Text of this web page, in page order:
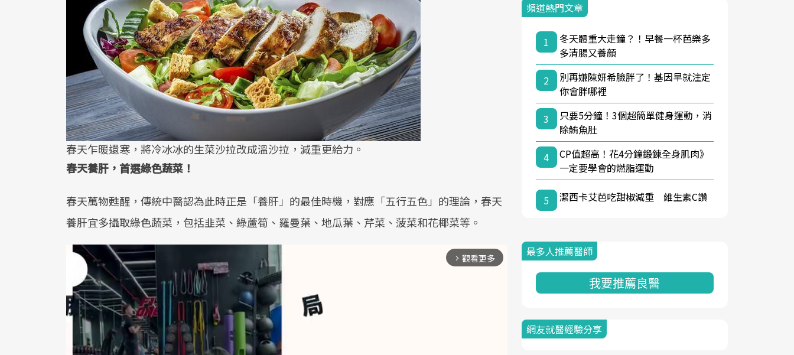
春天乍暖還寒，將冷冰冰的生菜沙拉改成溫沙拉，減重更給力。
春天養肝，首選綠色蔬菜！
春天萬物甦醒，傳統中醫認為此時正是「養肝」的最佳時機，對應「五行五色」的理論，春天
養肝宜多攝取綠色蔬菜，包括韭菜、綠蘆筍、羅曼葉、地瓜葉、芹菜、菠菜和花椰菜等。
arrow_forward_ios 觀看更多
頻道熱門文章
1
冬天體重大走鐘？！早餐一杯芭樂多
多清腸又養顏
2
別再嫌陳妍希臉胖了！基因早就注定
你會胖哪裡
3
只要5分鐘！3個超簡單健身運動，消
除鮪魚肚
4
CP值超高！花4分鐘鍛鍊全身肌肉》
一定要學會的燃脂運動
5 潔西卡艾芭吃甜椒減重 維生素C讚
最多人推薦醫師
我要推薦良醫
網友就醫經驗分享